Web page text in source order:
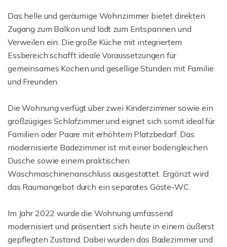
Das helle und geräumige Wohnzimmer bietet direkten
Zugang zum Balkon und lädt zum Entspannen und
Verweilen ein. Die große Küche mit integriertem
Essbereich schafft ideale Voraussetzungen für
gemeinsames Kochen und gesellige Stunden mit Familie
und Freunden.
Die Wohnung verfügt über zwei Kinderzimmer sowie ein
großzügiges Schlafzimmer und eignet sich somit ideal für
Familien oder Paare mit erhöhtem Platzbedarf. Das
modernisierte Badezimmer ist mit einer bodengleichen
Dusche sowie einem praktischen
Waschmaschinenanschluss ausgestattet. Ergänzt wird
das Raumangebot durch ein separates Gäste-WC.
Im Jahr 2022 wurde die Wohnung umfassend
modernisiert und präsentiert sich heute in einem äußerst
gepflegten Zustand. Dabei wurden das Badezimmer und